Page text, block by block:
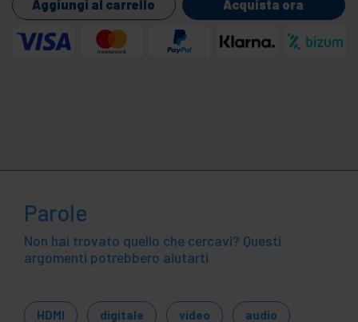
Aggiungi al carrello Acquista ora
Parole
Non hai trovato quello che cercavi? Questi
argomenti potrebbero aiutarti
HDMI digitale video audio